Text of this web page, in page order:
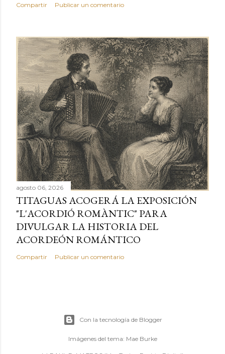
Compartir Publicar un comentario
agosto 06, 2026
TITAGUAS ACOGERÁ LA EXPOSICIÓN
"L'ACORDIÓ ROMÀNTIC" PARA
DIVULGAR LA HISTORIA DEL
ACORDEÓN ROMÁNTICO
Compartir Publicar un comentario
Con la tecnología de Blogger
Imágenes del tema: Mae Burke